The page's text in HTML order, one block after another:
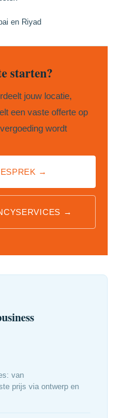
en Riyad
starten?
jouw locatie,
een vaste offerte op
wordt
→
→
van
prijs via ontwerp en